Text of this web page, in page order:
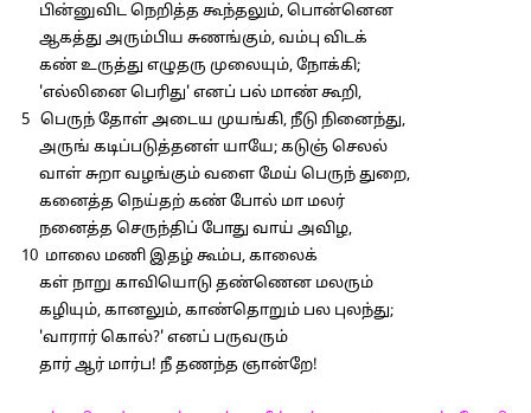
பின்னுவிட நெறித்த கூந்தலும், பொன்னென
ஆகத்து அரும்பிய சுணங்கும், வம்பு விடக்
கண் உருத்து எழுதரு முலையும், நோக்கி;
'எல்லினை பெரிது' எனப் பல் மாண் கூறி,
5 பெருந் தோள் அடைய முயங்கி, நீடு நினைந்து,
அருங் கடிப்படுத்தனள் யாயே; கடுஞ் செலல்
வாள் சுறா வழங்கும் வளை மேய் பெருந் துறை,
கனைத்த நெய்தற் கண் போல் மா மலர்
நனைத்த செருந்திப் போது வாய் அவிழ,
10 மாலை மணி இதழ் கூம்ப, காலைக்
கள் நாறு காவியொடு தண்ணென மலரும்
கழியும், கானலும், காண்தொறும் பல புலந்து;
'வாரார் கொல்?' எனப் பருவரும்
தார் ஆர் மார்ப! நீ தணந்த ஞான்றே!